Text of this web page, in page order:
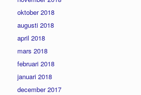
oktober 2018
augusti 2018
april 2018
mars 2018
februari 2018
januari 2018
december 2017